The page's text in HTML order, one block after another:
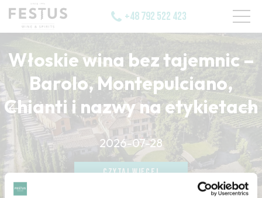
+48 792 522 423
Włoskie wina bez tajemnic –
Barolo, Montepulciano,
Chianti i nazwy na etykietach
2026-07-28
CZYTAJ WIĘCEJ
CZYTAJ WIĘCEJ
CZYTAJ WIĘCEJ